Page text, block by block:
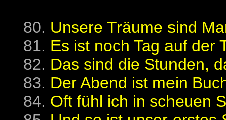
Unsere Träume sind
Es ist noch Tag auf der
Das sind die Stunden,
Der Abend ist mein
Oft fühl ich in scheuen